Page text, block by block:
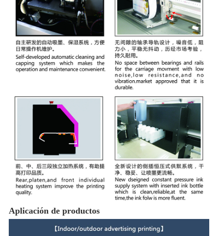
Aplicación de productos